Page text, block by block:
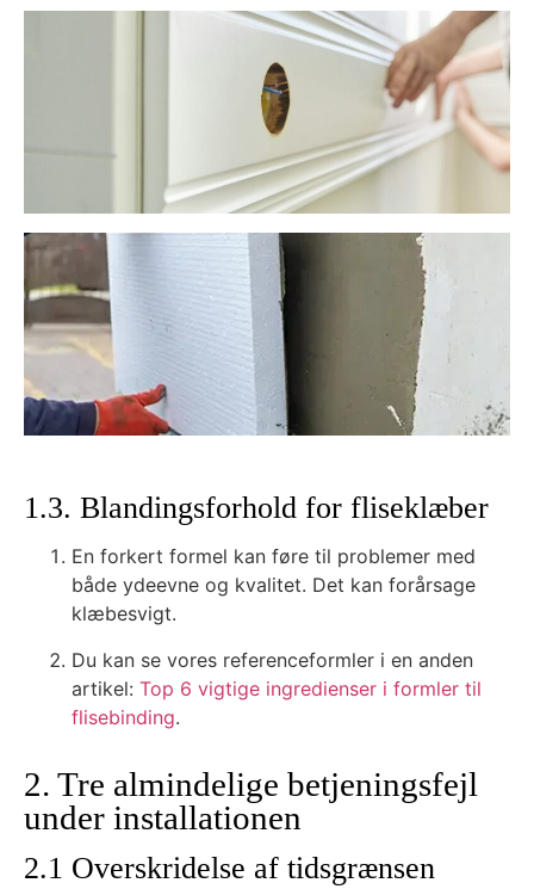
1.3. Blandingsforhold for fliseklæber
En forkert formel kan føre til problemer med
både ydeevne og kvalitet. Det kan forårsage
klæbesvigt.
Du kan se vores referenceformler i en anden
artikel: Top 6 vigtige ingredienser i formler til
flisebinding.
2. Tre almindelige betjeningsfejl
under installationen
2.1 Overskridelse af tidsgrænsen